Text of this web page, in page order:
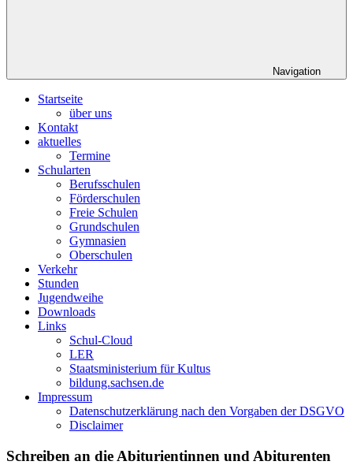
Navigation
Startseite
über uns
Kontakt
aktuelles
Termine
Schularten
Berufsschulen
Förderschulen
Freie Schulen
Grundschulen
Gymnasien
Oberschulen
Verkehr
Stunden
Jugendweihe
Downloads
Links
Schul-Cloud
LER
Staatsministerium für Kultus
bildung.sachsen.de
Impressum
Datenschutzerklärung nach den Vorgaben der DSGVO
Disclaimer
Schreiben an die Abiturientinnen und Abiturenten